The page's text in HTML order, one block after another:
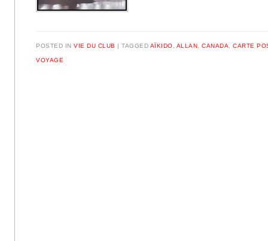
POSTED INVIE DU CLUB TAGGED AÏKIDO ALLAN ,CANADA ,CARTE
VOYAGE